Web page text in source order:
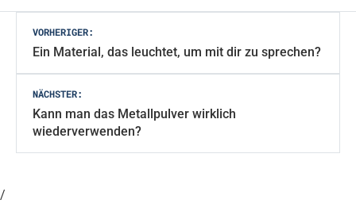
Beitragsnavigation
VORHERIGER:
Ein Material, das leuchtet, um mit dir zu sprechen?
NÄCHSTER:
Kann man das Metallpulver wirklich
wiederverwenden?
/